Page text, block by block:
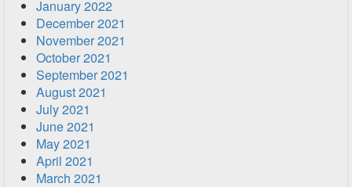
January 2022
December 2021
November 2021
October 2021
September 2021
August 2021
July 2021
June 2021
May 2021
April 2021
March 2021